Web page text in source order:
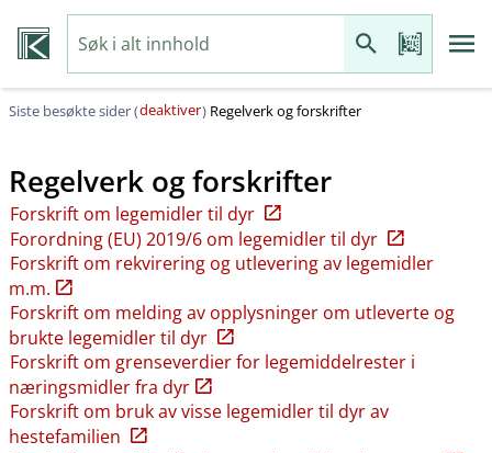
Siste besøkte sider (deaktiver) Regelverk og forskrifter
Regelverk og forskrifter
Forskrift om legemidler til dyr
Forordning (EU) 2019/6 om legemidler til dyr
Forskrift om rekvirering og utlevering av legemidler
m.m.
Forskrift om melding av opplysninger om utleverte og
brukte legemidler til dyr
Forskrift om grenseverdier for legemiddelrester i
næringsmidler fra dyr
Forskrift om bruk av visse legemidler til dyr av
hestefamilien